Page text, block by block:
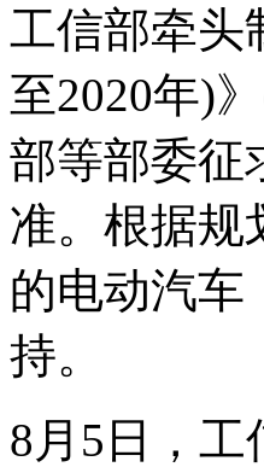
工信部牵头
至2020年)
部等部委征
准。根据规
的电动汽车
持。
8月5日，